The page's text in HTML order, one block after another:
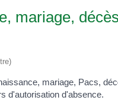
mariage,
mariage, Pacs,
d'autorisation d'absence.